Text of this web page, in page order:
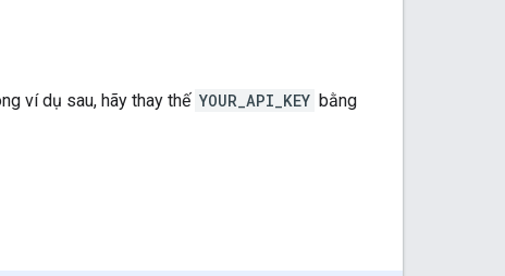
ví dụ sau, hãy thay thế YOUR_API_KEY bằng